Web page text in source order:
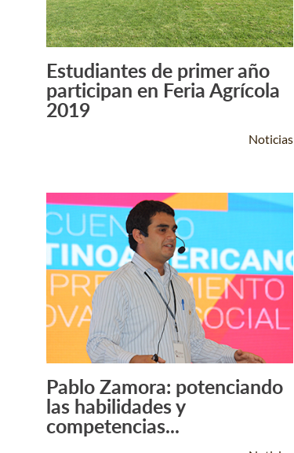
Leer Más +
Estudiantes de primer año
participan en Feria Agrícola
2019
Noticias
Leer Más +
Pablo Zamora: potenciando
las habilidades y
competencias...